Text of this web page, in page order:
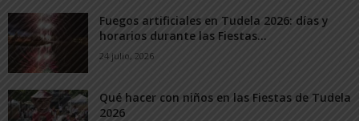
Fuegos artificiales en Tudela 2026: días y
horarios durante las Fiestas...
24 julio, 2026
Qué hacer con niños en las Fiestas de Tudela
2026